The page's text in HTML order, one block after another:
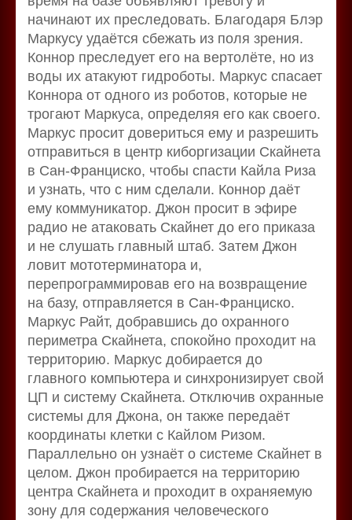
начинают их преследовать. Благодаря Блэр
Маркусу удаётся сбежать из поля зрения.
Коннор преследует его на вертолёте, но из
воды их атакуют гидроботы. Маркус спасает
Коннора от одного из роботов, которые не
трогают Маркуса, определяя его как своего.
Маркус просит довериться ему и разрешить
отправиться в центр киборгизации Скайнета
в Сан-Франциско, чтобы спасти Кайла Риза
и узнать, что с ним сделали. Коннор даёт
ему коммуникатор. Джон просит в эфире
радио не атаковать Скайнет до его приказа
и не слушать главный штаб. Затем Джон
ловит мототерминатора и,
перепрограммировав его на возвращение
на базу, отправляется в Сан-Франциско.
Маркус Райт, добравшись до охранного
периметра Скайнета, спокойно проходит на
территорию. Маркус добирается до
главного компьютера и синхронизирует свой
ЦП и систему Скайнета. Отключив охранные
системы для Джона, он также передаёт
координаты клетки с Кайлом Ризом.
Параллельно он узнаёт о системе Скайнет в
целом. Джон пробирается на территорию
центра Скайнета и проходит в охраняемую
зону для содержания человеческого